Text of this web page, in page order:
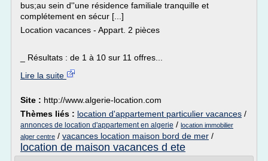
bus;au sein d''une résidence familiale tranquille et
complétement en sécur [...]
Location vacances - Appart. 2 pièces
_ Résultats : de 1 à 10 sur 11 offres...
Lire la suite
Site : http://www.algerie-location.com
Thèmes liés : location d'appartement particulier vacances /
annonces de location d'appartement en algerie / location immobilier
alger centre / vacances location maison bord de mer /
location de maison vacances d ete